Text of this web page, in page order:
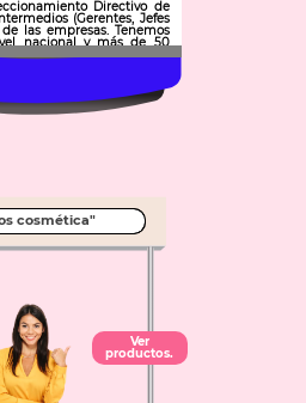
Directivo de
(Gerentes, Jefes
las empresas. Tenemos
nacional y más de 50
cosmética"
Ver
productos.